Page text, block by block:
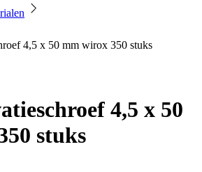
4,5 x 50 mm wirox 350 stuks
4,5 x 50
stuks